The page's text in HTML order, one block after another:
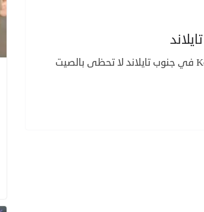
رغم أسعارها الجيدة وطبيعتها الخلابة، إلا أن جزيرة كو لايب Koh Lipe في جنوب تايلاند لا تحظى بالصيت